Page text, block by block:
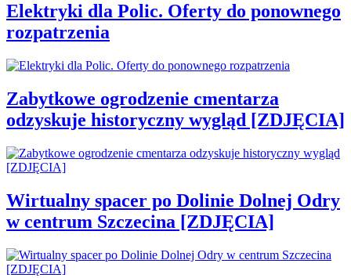
Elektryki dla Polic. Oferty do ponownego
rozpatrzenia
Zabytkowe ogrodzenie cmentarza
odzyskuje historyczny wygląd [ZDJĘCIA]
Wirtualny spacer po Dolinie Dolnej Odry
w centrum Szczecina [ZDJĘCIA]